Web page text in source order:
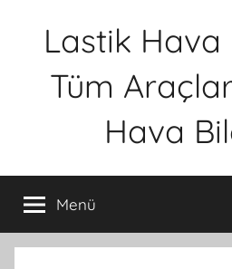
Lastik Hava
Tüm
Hava
Menü